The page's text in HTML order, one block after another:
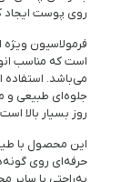
روی پوست ایجاد
فرمولاسیون
است که مناسب
می‌باشد. استفاده
جلوه‌ای طبیعی و
روز بسیار بالا
این محصول با
حرفه‌ای روی